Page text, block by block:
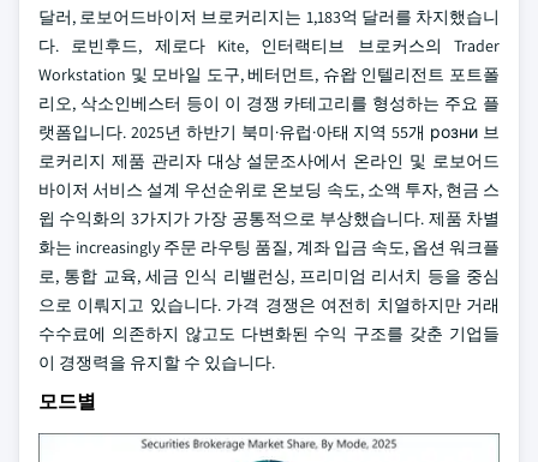
달러, 로보어드바이저 브로커리지는 1,183억 달러를 차지했습니
다. 로빈후드, 제로다 Kite, 인터랙티브 브로커스의 Trader
Workstation 및 모바일 도구, 베터먼트, 슈왑 인텔리전트 포트폴
리오, 삭소인베스터 등이 이 경쟁 카테고리를 형성하는 주요 플
랫폼입니다. 2025년 하반기 북미·유럽·아태 지역 55개 розни 브
로커리지 제품 관리자 대상 설문조사에서 온라인 및 로보어드
바이저 서비스 설계 우선순위로 온보딩 속도, 소액 투자, 현금 스
윕 수익화의 3가지가 가장 공통적으로 부상했습니다. 제품 차별
화는 increasingly 주문 라우팅 품질, 계좌 입금 속도, 옵션 워크플
로, 통합 교육, 세금 인식 리밸런싱, 프리미엄 리서치 등을 중심
으로 이뤄지고 있습니다. 가격 경쟁은 여전히 치열하지만 거래
수수료에 의존하지 않고도 다변화된 수익 구조를 갖춘 기업들
이 경쟁력을 유지할 수 있습니다.
모드별